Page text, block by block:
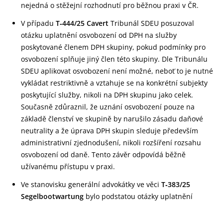
nejedná o stěžejní rozhodnutí pro běžnou praxi v ČR.
V případu T‑444/25 Cavert Tribunál SDEU posuzoval
otázku uplatnění osvobození od DPH na služby
poskytované členem DPH skupiny, pokud podmínky pro
osvobození splňuje jiný člen této skupiny. Dle Tribunálu
SDEU aplikovat osvobození není možné, neboť to je nutné
vykládat restriktivně a vztahuje se na konkrétní subjekty
poskytující služby, nikoli na DPH skupinu jako celek.
Současně zdůraznil, že uznání osvobození pouze na
základě členství ve skupině by narušilo zásadu daňové
neutrality a že úprava DPH skupin sleduje především
administrativní zjednodušení, nikoli rozšíření rozsahu
osvobození od daně. Tento závěr odpovídá běžně
užívanému přístupu v praxi.
Ve stanovisku generální advokátky ve věci T‑383/25
Segelbootwartung bylo podstatou otázky uplatnění